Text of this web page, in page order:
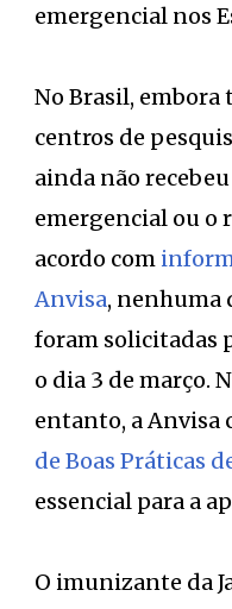
emergencial nos
No Brasil,
centros de
ainda não
emergencial ou o
acordo com
Anvisa, nenhuma
foram solicitadas
o dia 3 de março.
entanto, a Anvisa
de Boas Práticas
essencial para a
O imunizante da